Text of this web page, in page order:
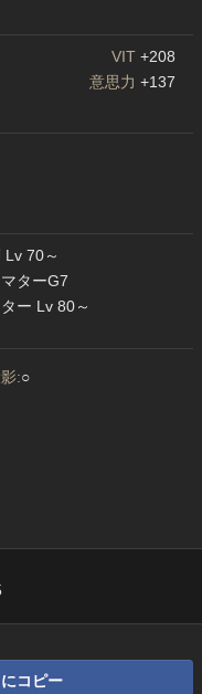
VIT +208
意思力 +137
Lv 70～
ターG7
ー Lv 80～
:○
コピー